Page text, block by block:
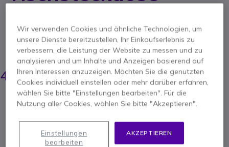
Optimieren Sie Ihren Arbeitsplatz mit
leistungsstarken Anschlüssen.
ERSPARNIS 6,00 €
47,25 €
40,95 €- 48,73 € Inkl. MwSt.
Anzahl
IN DEN WARENKORB
ANGEBOT IN 4 STUNDEN
Wir verwenden Cookies und ähnliche Technologien, um
unsere Dienste bereitzustellen, Ihr Einkaufserlebnis zu
verbessern, die Leistung der Website zu messen und zu
analysieren und um Inhalte und Anzeigen basierend auf
Ihren Interessen anzuzeigen. Möchten Sie die genutzten
Cookies individuell einstellen oder mehr darüber erfahren,
wählen Sie bitte "Einstellungen bearbeiten". Für die
Nutzung aller Cookies, wählen Sie bitte "Akzeptieren".
AKZEPTIEREN
Einstellungen
bearbeiten